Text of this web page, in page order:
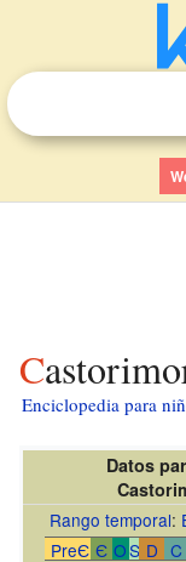
Enciclopedia para
Datos
Rango temporal:
PreЄ Є OS D C